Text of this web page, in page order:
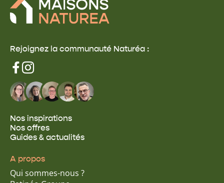
Rejoignez la communauté Naturéa :
Nos inspirations
Nos offres
Guides & actualités
A propos
Qui sommes-nous ?